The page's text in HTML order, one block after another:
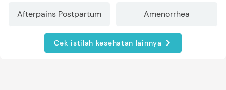
Afterpains Postpartum Amenorrhea
Cek istilah kesehatan lainnya